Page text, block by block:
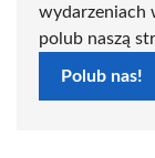
wydarzeniach
polub naszą
Polub nas!